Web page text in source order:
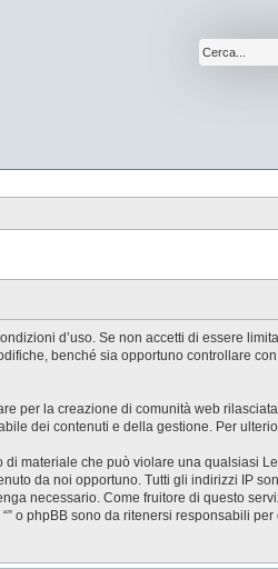
d’uso. Se non accetti di essere
benché sia opportuno controllare
per la creazione di comunità web
dei contenuti e della gestione. Per
materiale che può violare una qualsiasi
da noi opportuno. Tutti gli indirizzi IP
necessario. Come fruitore di questo
o phpBB sono da ritenersi responsabili